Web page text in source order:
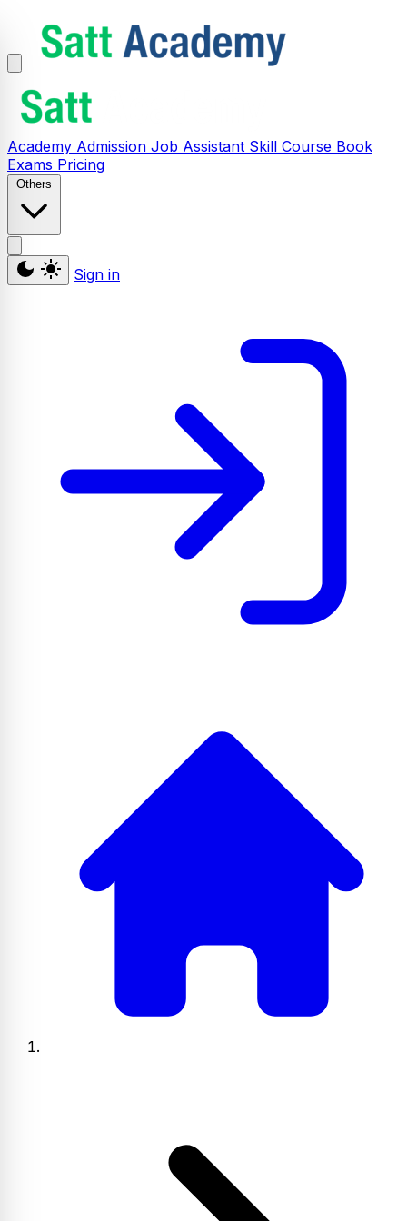
Academy Admission Job Assistant Skill Course Book
Exams Pricing
Others
Sign in